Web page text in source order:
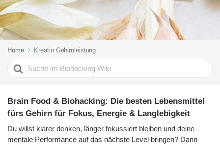
Home Kreatin Gehirnleistung
Search
For
Brain Food & Biohacking: Die besten Lebensmittel
fürs Gehirn für Fokus, Energie & Langlebigkeit
Du willst klarer denken, länger fokussiert bleiben und deine
mentale Performance auf das nächste Level bringen? Dann